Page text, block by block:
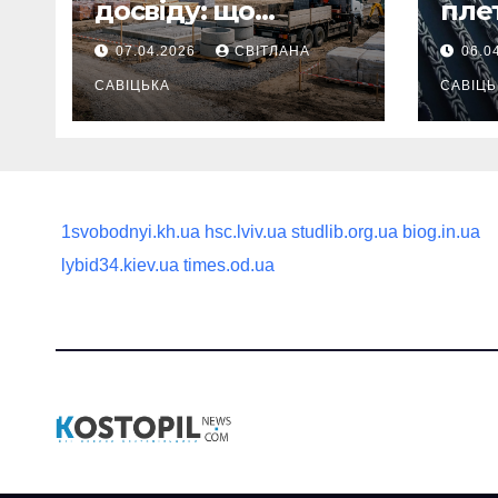
досвіду: що
потрібно
продумати до
першої доставки
на ділянку
07.04.2026 СВІТЛАНА
САВІЦЬКА
1svobodnyi.kh.ua hsc.lviv.ua studlib.org.ua biog.in.ua
lybid34.kiev.ua times.od.ua